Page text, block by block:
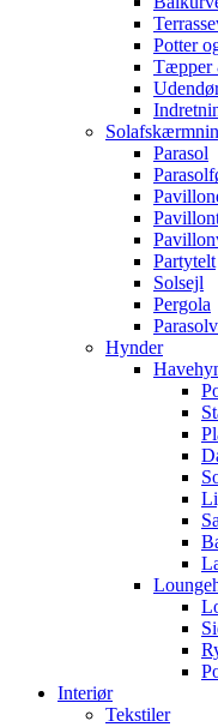
Potter
Tæpper
Parasol
Partytelt
Solsejl
Pergola
Hynder
Interiør
Tekstiler